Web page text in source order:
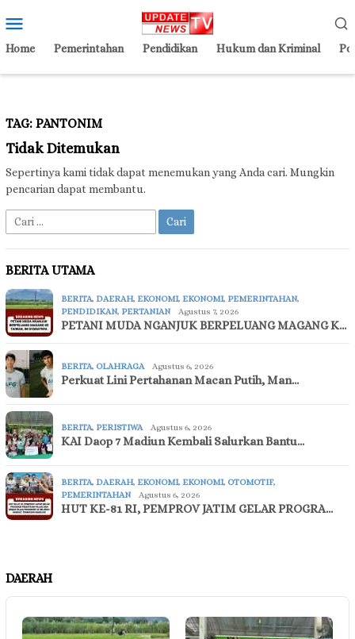
ke
kontenMobile
Home Pemerintahan Pendidikan Hukum dan Kriminal
TAG: PANTONIM
Tidak Ditemukan
Sepertinya kami tidak dapat menemukan yang Anda cari. Mungkin
pencarian dapat membantu.
Cari
untuk:
BERITA UTAMA
BERITA, DAERAH, EKONOMI, EKONOMI, PEMERINTAHAN,
PENDIDIKAN, PERTANIAN Agustus 7, 2026
PETANI MUDA NGANJUK BERPELUANG MAGANG K…
BERITA, OLAHRAGA Agustus 6, 2026
Perkuat Lini Pertahanan Macan Putih, Man…
BERITA, PERISTIWA Agustus 6, 2026
KAI Daop 7 Madiun Kembali Salurkan Bantu…
BERITA, DAERAH, EKONOMI, EKONOMI, OTOMOTIF,
PEMERINTAHAN
Agustus 6, 2026
HUT KE-81 RI, PEMPROV JATIM GELAR PROGRA…
DAERAH